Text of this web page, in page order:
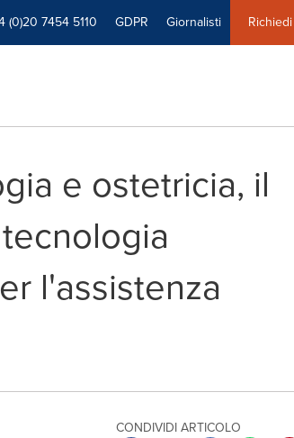
(0)20 7454 5110 GDPR Giornalisti
e ostetricia, il
l'assistenza
CONDIVIDI ARTICOLO